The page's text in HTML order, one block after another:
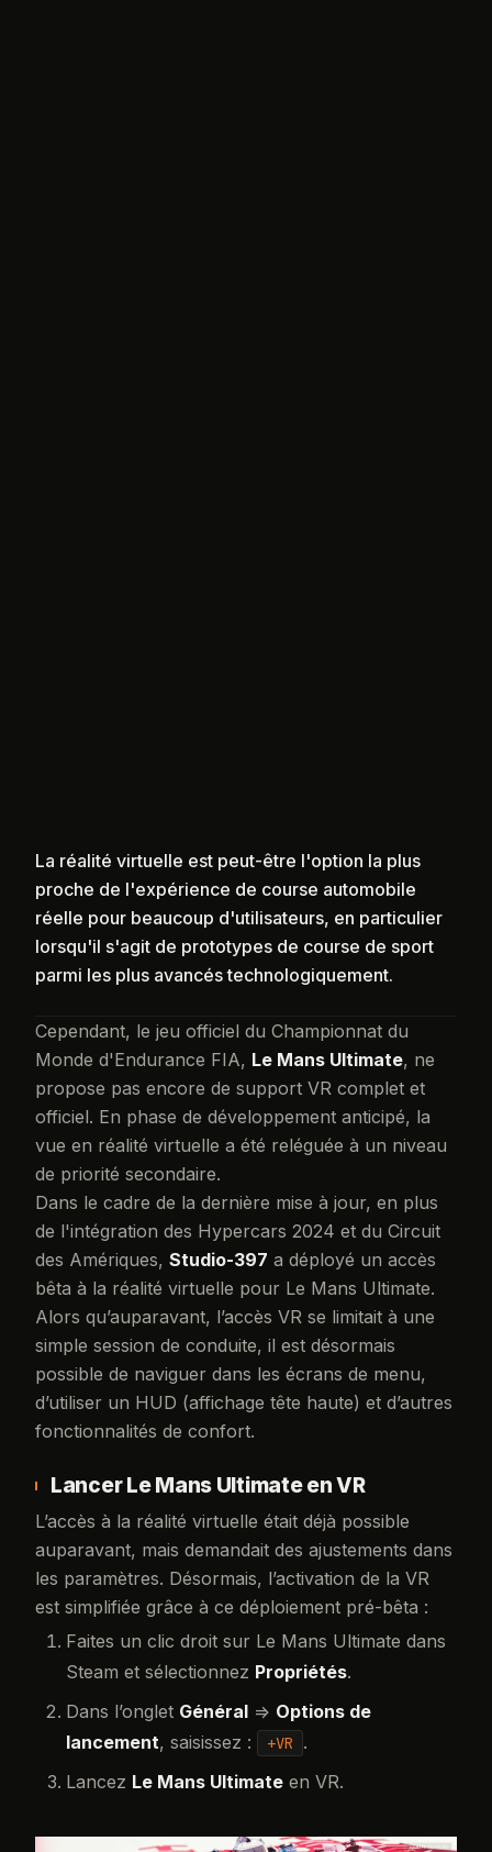
La réalité virtuelle est peut-être l'option la plus
proche de l'expérience de course automobile
réelle pour beaucoup d'utilisateurs, en particulier
lorsqu'il s'agit de prototypes de course de sport
parmi les plus avancés technologiquement.
Cependant, le jeu officiel du Championnat du
Monde d'Endurance FIA, Le Mans Ultimate, ne
propose pas encore de support VR complet et
officiel. En phase de développement anticipé, la
vue en réalité virtuelle a été reléguée à un niveau
de priorité secondaire.
Dans le cadre de la dernière mise à jour, en plus
de l'intégration des Hypercars 2024 et du Circuit
des Amériques, Studio-397 a déployé un accès
bêta à la réalité virtuelle pour Le Mans Ultimate.
Alors qu’auparavant, l’accès VR se limitait à une
simple session de conduite, il est désormais
possible de naviguer dans les écrans de menu,
d’utiliser un HUD (affichage tête haute) et d’autres
fonctionnalités de confort.
Lancer Le Mans Ultimate en VR
L’accès à la réalité virtuelle était déjà possible
auparavant, mais demandait des ajustements dans
les paramètres. Désormais, l’activation de la VR
est simplifiée grâce à ce déploiement pré-bêta :
Faites un clic droit sur Le Mans Ultimate dans
Steam et sélectionnez Propriétés.
Dans l’onglet Général => Options de
lancement, saisissez : +VR
.
Lancez Le Mans Ultimate en VR.